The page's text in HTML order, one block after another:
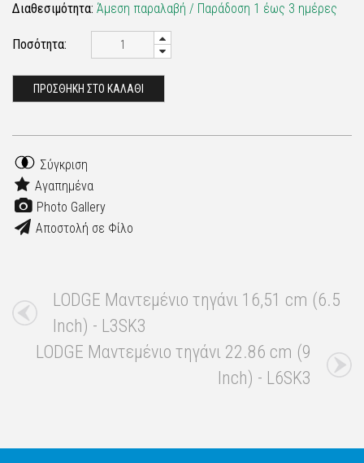
Διαθεσιμότητα: Άμεση παραλαβή / Παράδoση 1 έως 3 ημέρες
Ποσότητα:
ΠΡΟΣΘΗΚΗ ΣΤΟ ΚΑΛΑΘΙ
Σύγκριση
Αγαπημένα
Photo Gallery
Αποστολή σε Φίλο
LODGE Μαντεμένιο τηγάνι 16,51 cm (6.5
Inch) - L3SK3
LODGE Μαντεμένιο τηγάνι 22.86 cm (9
Inch) - L6SK3